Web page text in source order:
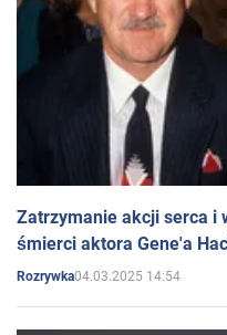
Zatrzymanie akcji serca i
śmierci aktora Gene'a
Rozrywka04.03.2025 14:54